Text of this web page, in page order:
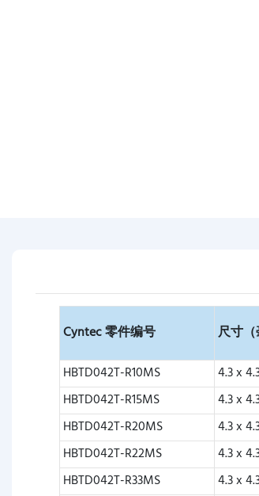
Cyntec 零件编号 尺寸（
HBTD042T-R10MS
4.3 x
HBTD042T-R15MS 4.3 x
HBTD042T-R20MS
4.3 x
HBTD042T-R22MS
4.3 x
HBTD042T-R33MS
4.3 x